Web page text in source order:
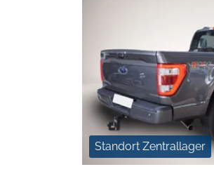
Standort Zentrallager